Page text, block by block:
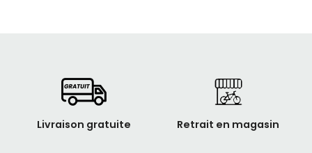
Livraison gratuite Retrait en magasin